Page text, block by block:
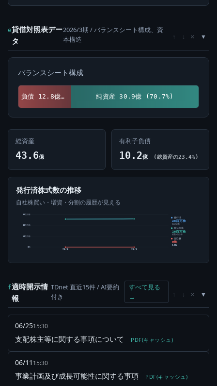
e貸借対照表デー
タ
2026/3期 / バランスシート構成、資
本構造
↑ ↓ ×
バランスシート構成
負債 12.8億 (29.3%) 純資産 30.9億 (70.7%)
総資産
43.6億
有利子負債
10.2億 (総資産の23.4%)
発行済株式数の推移
自社株買い・増資・分割の履歴が見える
0株
10百万株
20百万株
30百万株
25/3 26/3
発行済
26百万株
株式総数
純発行済
26百万株
総数-自己株
自己株
0株
0.00%
f適時開示情
報
TDnet 直近15件 / AI要約
付き
すべて見る
→
↑ ↓ ×
06/2515:30
支配株主等に関する事項について PDF(キャッシュ)
06/11 15:30
事業計画及び成長可能性に関する事項 PDF(キャッシュ)